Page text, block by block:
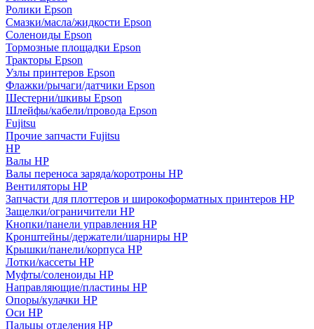
Ролики Epson
Смазки/масла/жидкости Epson
Соленоиды Epson
Тормозные площадки Epson
Тракторы Epson
Узлы принтеров Epson
Флажки/рычаги/датчики Epson
Шестерни/шкивы Epson
Шлейфы/кабели/провода Epson
Fujitsu
Прочие запчасти Fujitsu
HP
Валы HP
Валы переноса заряда/коротроны HP
Вентиляторы HP
Запчасти для плоттеров и широкоформатных принтеров HP
Защелки/ограничители HP
Кнопки/панели управления HP
Кронштейны/держатели/шарниры HP
Крышки/панели/корпуса HP
Лотки/кассеты HP
Муфты/соленоиды HP
Направляющие/пластины HP
Опоры/кулачки HP
Оси HP
Пальцы отделения HP